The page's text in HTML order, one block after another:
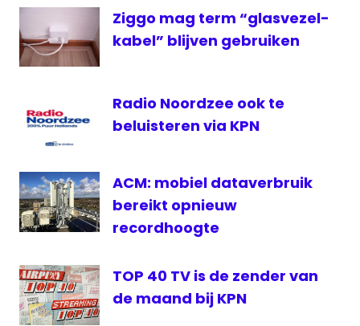
Ziggo mag term “glasvezel-
kabel” blijven gebruiken
Radio Noordzee ook te
beluisteren via KPN
ACM: mobiel dataverbruik
bereikt opnieuw
recordhoogte
TOP 40 TV is de zender van
de maand bij KPN